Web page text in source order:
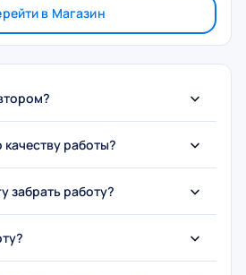
в Магазин
качеству работы?
забрать работу?